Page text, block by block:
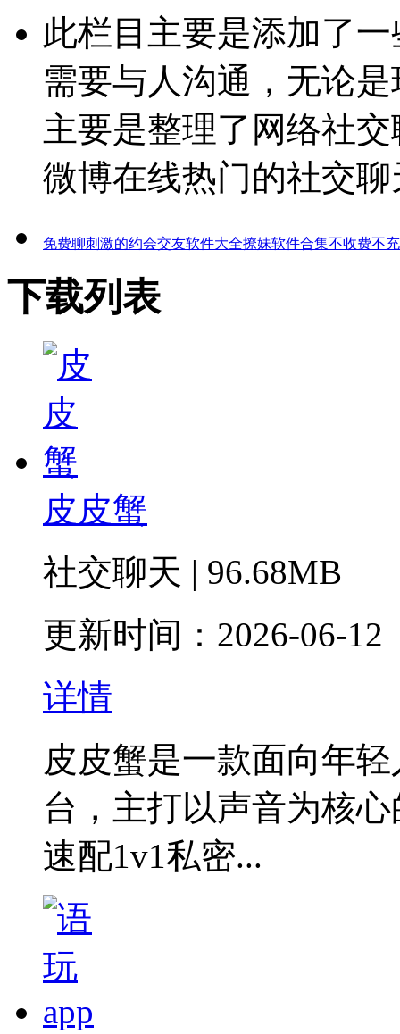
此栏目主要是添加了
需要与人沟通，无论
主要是整理了网络社
微博在线热门的社交
免费聊刺激的约会交友软件大全撩妹软件合集不收费不
下载列表
皮皮蟹
社交聊天 | 96.68MB
更新时间：2026-06-12
详情
皮皮蟹是一款面向年
台，主打以声音为核
速配1v1私密...